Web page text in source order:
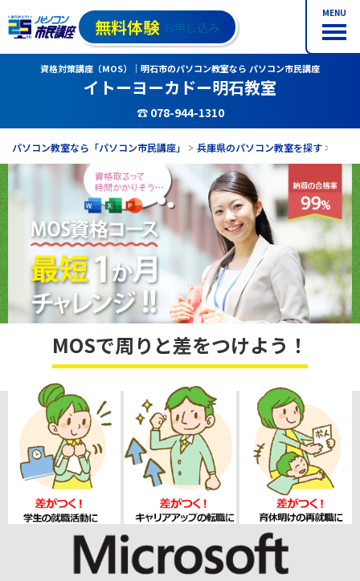
MENU
無料体験 お申し込み
資格対策講座（MOS）｜明石市のパソコン教室なら パソコン市民講座
イトーヨーカドー明石教室
☎ 078-944-1310
パソコン教室なら「パソコン市民講座」 兵庫県のパソコン教室を探す
MOSで周りと差をつけよう！